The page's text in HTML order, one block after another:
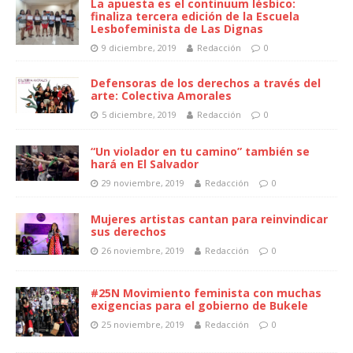
La apuesta es el continuum lésbico:
finaliza tercera edición de la Escuela
Lesbofeminista de Las Dignas
9 diciembre, 2019 Redacción 0
Defensoras de los derechos a través del
arte: Colectiva Amorales
5 diciembre, 2019 Redacción 0
“Un violador en tu camino” también se
hará en El Salvador
29 noviembre, 2019 Redacción 0
Mujeres artistas cantan para reinvindicar
sus derechos
26 noviembre, 2019 Redacción 0
#25N Movimiento feminista con muchas
exigencias para el gobierno de Bukele
25 noviembre, 2019 Redacción 0